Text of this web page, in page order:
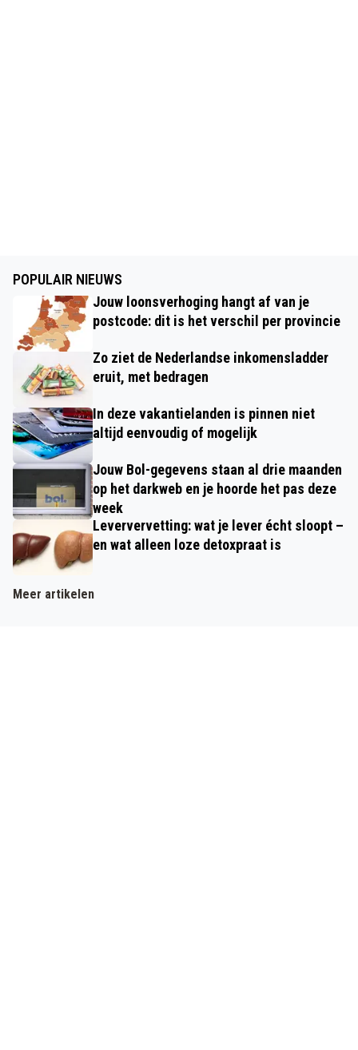
POPULAIR NIEUWS
Jouw loonsverhoging hangt af van je
postcode: dit is het verschil per provincie
Zo ziet de Nederlandse inkomensladder
eruit, met bedragen
In deze vakantielanden is pinnen niet
altijd eenvoudig of mogelijk
Jouw Bol-gegevens staan al drie maanden
op het darkweb en je hoorde het pas deze
week
Leververvetting: wat je lever écht sloopt –
en wat alleen loze detoxpraat is
Meer artikelen